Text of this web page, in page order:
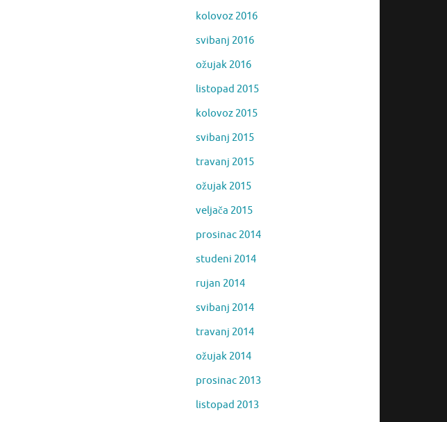
kolovoz 2016
svibanj 2016
ožujak 2016
listopad 2015
kolovoz 2015
svibanj 2015
travanj 2015
ožujak 2015
veljača 2015
prosinac 2014
studeni 2014
rujan 2014
svibanj 2014
travanj 2014
ožujak 2014
prosinac 2013
listopad 2013